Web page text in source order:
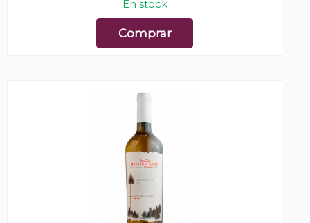
En stock
Comprar